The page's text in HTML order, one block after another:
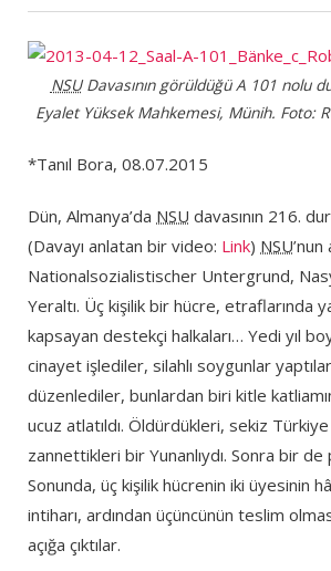
NSUDavasının görüldüğü A 101 nolu
Eyalet Yüksek Mahkemesi, Münih. Foto:
*Tanıl Bora, 08.07.2015
Dün, Almanya’da NSU davasının 216.
(Davayı anlatan bir video: Link) NSU’nun
Nationalsozialistischer Untergrund,
Yeraltı. Üç kişilik bir hücre, etraflarında
kapsayan destekçi halkaları… Yedi yıl
cinayet işlediler, silahlı soygunlar
düzenlediler, bunlardan biri kitle
ucuz atlatıldı. Öldürdükleri, sekiz
zannettikleri bir Yunanlıydı. Sonra bir
Sonunda, üç kişilik hücrenin iki üyesinin
intiharı, ardından üçüncünün teslim
açığa çıktılar.